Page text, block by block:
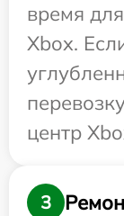
время
Xbox.
центр
3